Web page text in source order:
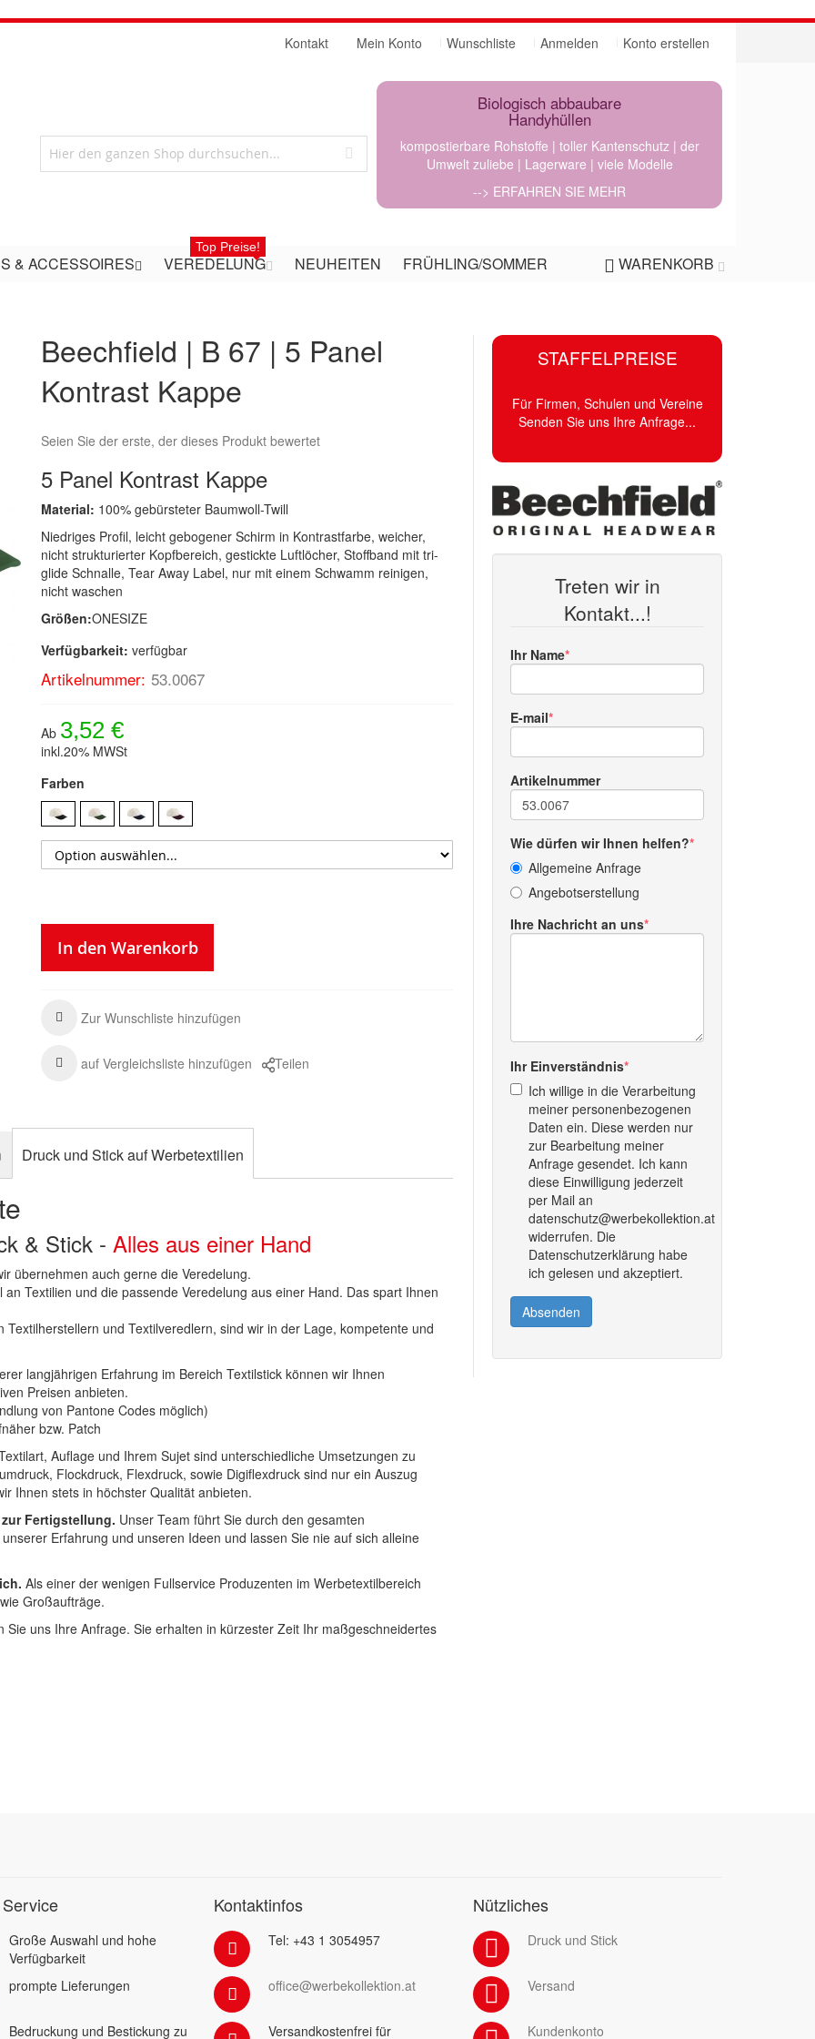
Mein Konto Wunschliste Anmelden Konto erstellen
Kontakt
Biologisch abbaubare
Handyhüllen
kompostierbare Rohstoffe | toller Kantenschutz | der
Umwelt zuliebe | Lagerware | viele Modelle
--> ERFAHREN SIE MEHR
WARENKORB
& ACCESSOIRES VEREDELUNG
Top Preise!
NEUHEITEN FRÜHLING/SOMMER
Beechfield | B 67 | 5 Panel
Kontrast Kappe
Seien Sie der erste, der dieses Produkt bewertet
5 Panel Kontrast Kappe
Material: 100% gebürsteter Baumwoll-Twill
Niedriges Profil, leicht gebogener Schirm in Kontrastfarbe, weicher,
nicht strukturierter Kopfbereich, gestickte Luftlöcher, Stoffband mit tri-
glide Schnalle, Tear Away Label, nur mit einem Schwamm reinigen,
nicht waschen
Größen:ONESIZE
Verfügbarkeit: verfügbar
Artikelnummer: 53.0067
Ab 3,52 €
inkl.20% MWSt
Farben
In den Warenkorb
Zur Wunschliste hinzufügen
auf Vergleichsliste hinzufügen Teilen
STAFFELPREISE
Für Firmen, Schulen und Vereine
Senden Sie uns Ihre Anfrage...
Treten wir in
Kontakt...!
Ihr Name
E-mail
Artikelnummer
Wie dürfen wir Ihnen helfen?
Allgemeine Anfrage
Angebotserstellung
Ihre Nachricht an uns
Ihr Einverständnis
Ich willige in die Verarbeitung
meiner personenbezogenen
Daten ein. Diese werden nur
zur Bearbeitung meiner
Anfrage gesendet. Ich kann
diese Einwilligung jederzeit
per Mail an
datenschutz@werbekollektion.at
widerrufen. Die
Datenschutzerklärung habe
ich gelesen und akzeptiert.
Absenden
Druck und Stick auf Werbetextilien
& Stick -Alles aus einer Hand
übernehmen auch gerne die Veredelung.
Textilien und die passende Veredelung aus einer Hand. Das spart Ihnen
und Textilveredlern, sind wir in der Lage, kompetente und
langjährigen Erfahrung im Bereich Textilstick können wir Ihnen
Preisen anbieten.
von Pantone Codes möglich)
bzw. Patch
Auflage und Ihrem Sujet sind unterschiedliche Umsetzungen zu
Flockdruck, Flexdruck, sowie Digiflexdruck sind nur ein Auszug
Ihnen stets in höchster Qualität anbieten.
Fertigstellung. Unser Team führt Sie durch den gesamten
Erfahrung und unseren Ideen und lassen Sie nie auf sich alleine
Als einer der wenigen Fullservice Produzenten im Werbetextilbereich
Großaufträge.
uns Ihre Anfrage. Sie erhalten in kürzester Zeit Ihr maßgeschneidertes
Große Auswahl und hohe
Verfügbarkeit
prompte Lieferungen
Bedruckung und Bestickung zu
Kontaktinfos
Tel: +43 1 3054957
office@werbekollektion.at
Versandkostenfrei für
Nützliches
Druck und Stick
Versand
Kundenkonto